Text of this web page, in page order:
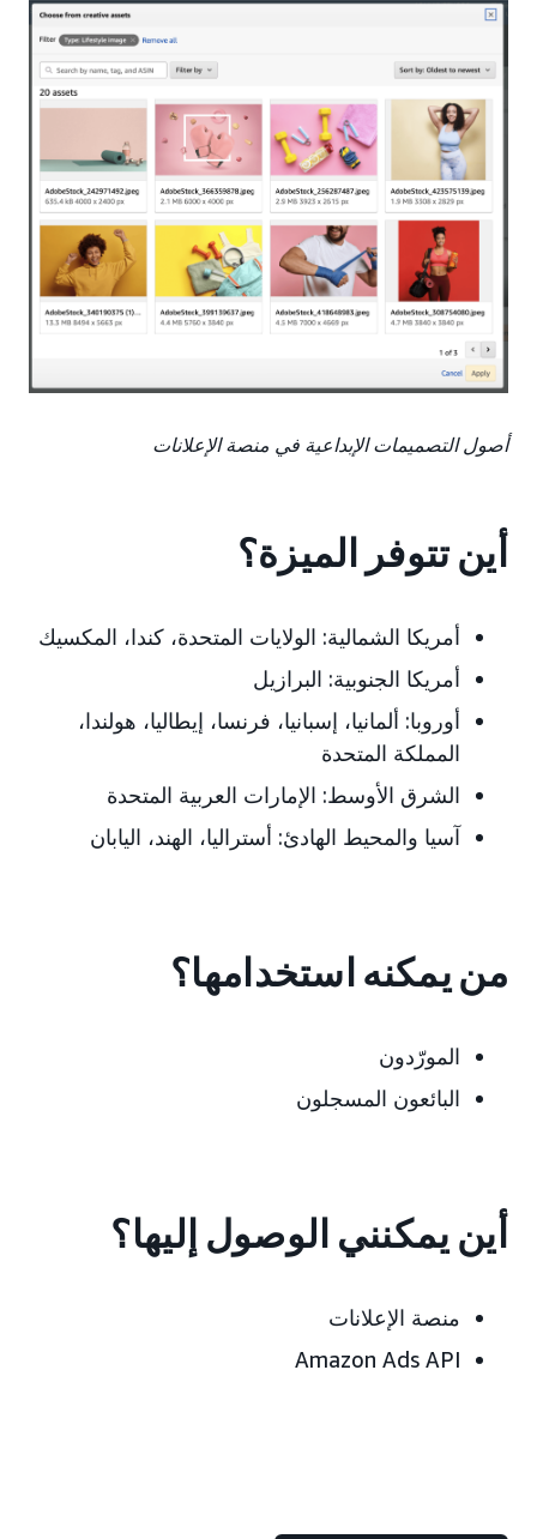
أصول التصميمات الإبداعية في منصة الإعلانات
أين تتوفر الميزة؟
أمريكا الشمالية: الولايات المتحدة، كندا، المكسيك
أمريكا الجنوبية: البرازيل
أوروبا: ألمانيا، إسبانيا، فرنسا، إيطاليا، هولندا،
المملكة المتحدة
الشرق الأوسط: الإمارات العربية المتحدة
آسيا والمحيط الهادئ: أستراليا، الهند، اليابان
من يمكنه استخدامها؟
المورّدون
البائعون المسجلون
أين يمكنني الوصول إليها؟
منصة الإعلانات
Amazon Ads API